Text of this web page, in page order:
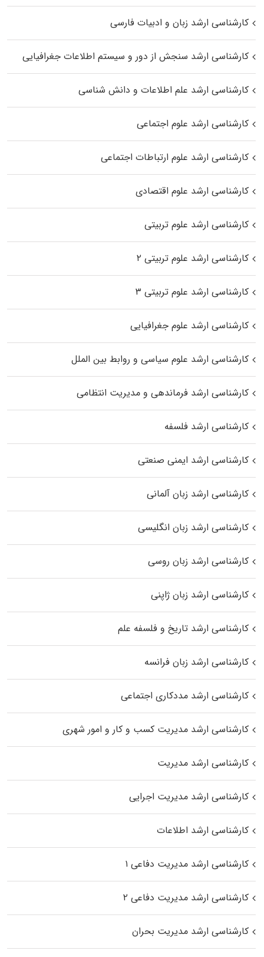
کارشناسی ارشد زبان و ادبیات فارسی
کارشناسی ارشد سنجش از دور و سیستم اطلاعات جغرافیایی
کارشناسی ارشد علم اطلاعات و دانش شناسی
کارشناسی ارشد علوم اجتماعی
کارشناسی ارشد علوم ارتباطات اجتماعی
کارشناسی ارشد علوم اقتصادی
کارشناسی ارشد علوم تربیتی
کارشناسی ارشد علوم تربیتی ۲
کارشناسی ارشد علوم تربیتی ۳
کارشناسی ارشد علوم جغرافیایی
کارشناسی ارشد علوم سیاسی و روابط بین الملل
کارشناسی ارشد فرماندهی و مدیریت انتظامی
کارشناسی ارشد فلسفه
کارشناسی ارشد ایمنی صنعتی
کارشناسی ارشد زبان آلمانی
کارشناسی ارشد زبان انگلیسی
کارشناسی ارشد زبان روسی
کارشناسی ارشد زبان ژاپنی
کارشناسی ارشد تاریخ و فلسفه علم
کارشناسی ارشد زبان فرانسه
کارشناسی ارشد مددکاری اجتماعی
کارشناسی ارشد مدیریت کسب و کار و امور شهری
کارشناسی ارشد مدیریت
کارشناسی ارشد مدیریت اجرایی
کارشناسی ارشد اطلاعات
کارشناسی ارشد مدیریت دفاعی ۱
کارشناسی ارشد مدیریت دفاعی ۲
کارشناسی ارشد مدیریت بحران